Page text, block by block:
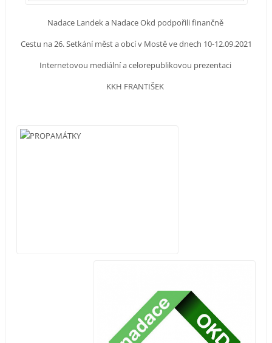
Nadace Landek a Nadace Okd podpořili finančně
Cestu na 26. Setkání měst a obcí v Mostě ve dnech 10-12.09.2021
Internetovou mediální a celorepublikovou prezentaci
KKH FRANTIŠEK